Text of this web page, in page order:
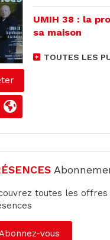
UMIH 38 : la
sa maison
TOUTES LES
toutes les offres
vous